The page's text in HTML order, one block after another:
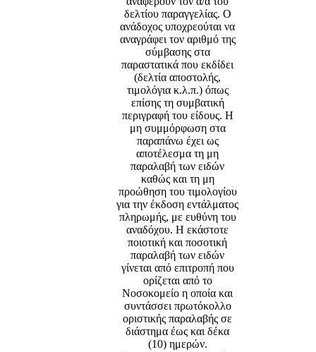
δελτίου παραγγελίας. Ο
ανάδοχος υποχρεούται να
αναγράφει τον αριθμό της
σύμβασης στα
παραστατικά που εκδίδει
(δελτία αποστολής,
τιμολόγια κ.λ.π.) όπως
επίσης τη συμβατική
περιγραφή του είδους. Η
μη συμμόρφωση στα
παραπάνω έχει ως
αποτέλεσμα τη μη
παραλαβή των ειδών
καθώς και τη μη
προώθηση του τιμολογίου
για την έκδοση εντάλματος
πληρωμής, με ευθύνη του
αναδόχου. Η εκάστοτε
ποιοτική και ποσοτική
παραλαβή των ειδών
γίνεται από επιτροπή που
ορίζεται από το
Νοσοκομείο η οποία και
συντάσσει πρωτόκολλο
οριστικής παραλαβής σε
διάστημα έως και δέκα
(10) ημερών.